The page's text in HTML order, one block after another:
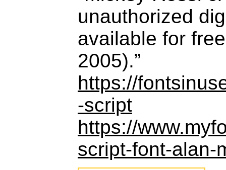
unauthorized
available for
2005).”
https://
-script
https://
script-font-alan-